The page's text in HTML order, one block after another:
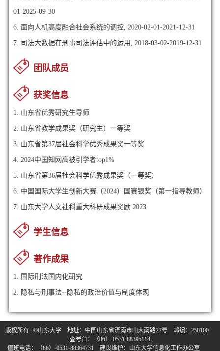
01-2025-09-30
6. 面向人机高度融合社会系统的调控, 2020-02-01-2021-12-31
7. 司法大数据在刑事司法评估中的运用, 2018-03-02-2019-12-31
团队成员
获奖信息
1. 山东省优秀研究生导师
2. 山东省教学成果奖（研究生）一等奖
3. 山东省第37届社会科学优秀成果奖一等奖
4. 2024中国知网高被引学者top1%
5. 山东省第36届社会科学优秀成果奖（一等奖）
6. 中国国际大学生创新大赛（2024）国赛银奖（第一指导教师）
7. 山东大学人文社科重大科研成果奖励 2023
学生信息
著作成果
1. 国际刑法国内化研究
2. 隐私与刑事法--隐私的政治价值与制度体现
版权所有 ©山东大学 地址：中国山东省济南市山大南路27号 邮编：250100
查号台：（86）-0531-88395114
值班电话：（86）-0531-88364731 建设维护：山东大学信息化工作办公室